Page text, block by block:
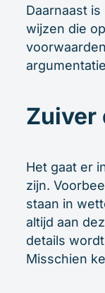
Daarnaast
wijzen die
Zuiver
Het gaat er
zijn.
staan in
altijd aan
details
Misschien